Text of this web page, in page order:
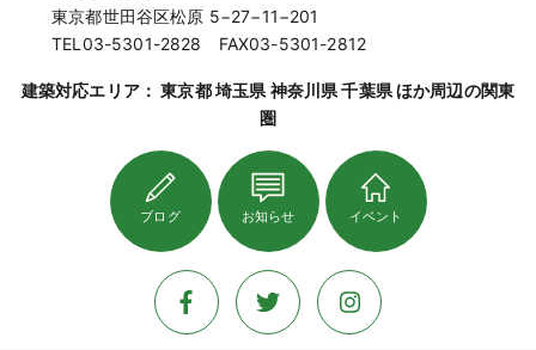
東京都世田谷区松原 5−27−11−201
TEL03-5301-2828 FAX03-5301-2812
建築対応エリア： 東京都 埼玉県 神奈川県 千葉県 ほか周辺の関東
圏
ブログ お知らせ イベント